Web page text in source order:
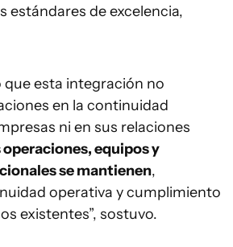
estándares de excelencia,
esta integración no
en la continuidad
ni en sus relaciones
operaciones, equipos y
se mantienen,
operativa y cumplimiento
existentes”, sostuvo.